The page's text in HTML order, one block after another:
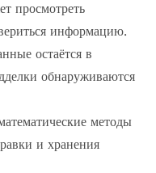
просмотреть
информацию.
остаётся в
обнаруживаются
методы
и хранения